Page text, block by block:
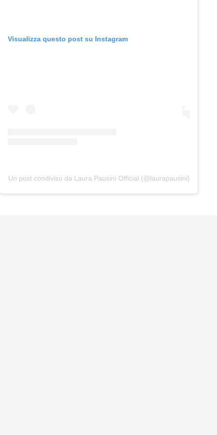
Visualizza questo post su Instagram
Un post condiviso da Laura Pausini Official (@laurapausini)